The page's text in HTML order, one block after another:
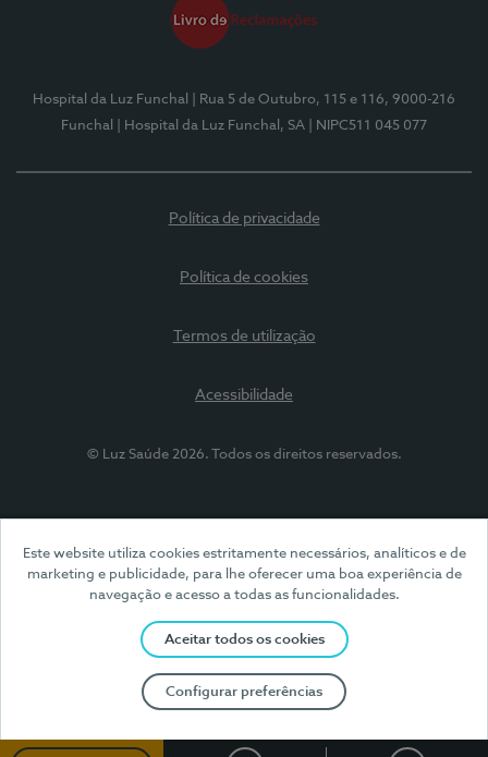
Este website utiliza cookies estritamente necessários, analíticos e de
marketing e publicidade, para lhe oferecer uma boa experiência de
navegação e acesso a todas as funcionalidades.
Aceitar todos os cookies
Configurar preferências
Hospital da Luz Funchal
| Rua 5 de Outubro, 115 e 116, 9000-216
Funchal
| Hospital da Luz Funchal, SA | NIPC511 045 077
Política de privacidade
Política de cookies
Termos de utilização
Acessibilidade
© Luz Saúde 2026. Todos os direitos reservados.